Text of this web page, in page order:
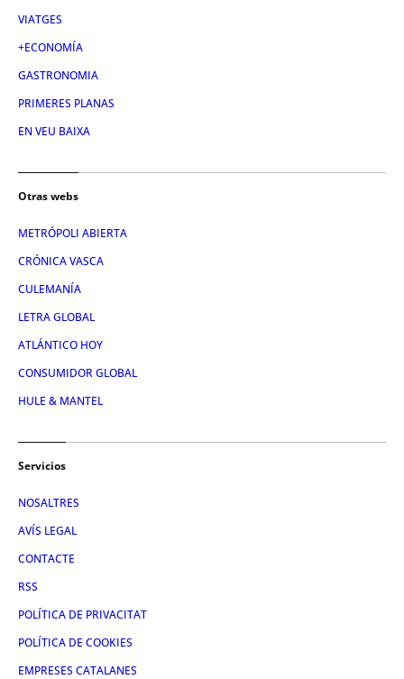
VIATGES
+ECONOMÍA
GASTRONOMIA
PRIMERES PLANAS
EN VEU BAIXA
Otras webs
METRÓPOLI ABIERTA
CRÓNICA VASCA
CULEMANÍA
LETRA GLOBAL
ATLÁNTICO HOY
CONSUMIDOR GLOBAL
HULE & MANTEL
Servicios
NOSALTRES
AVÍS LEGAL
CONTACTE
RSS
POLÍTICA DE PRIVACITAT
POLÍTICA DE COOKIES
EMPRESES CATALANES